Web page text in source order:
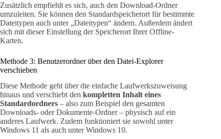
Zusätzlich empfiehlt es sich, auch den Download-Ordner
umzuleiten. Sie können den Standardspeicherort für bestimmte
Dateitypen auch unter „Dateitypen“ ändern. Außerdem ändert
sich mit dieser Einstellung der Speicherort Ihrer Offline-
Karten.
Methode 3: Benutzerordner über den Datei-Explorer
verschieben
Diese Methode geht über die einfache Laufwerkszuweisung
hinaus und verschiebt den kompletten Inhalt eines
Standardordners – also zum Beispiel den gesamten
Downloads- oder Dokumente-Ordner – physisch auf ein
anderes Laufwerk. Zudem funktioniert sie sowohl unter
Windows 11 als auch unter Windows 10.